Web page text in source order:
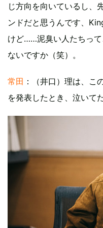
じ方向を向いているし、
ンドだと思うんです、
けど……泥臭い人たちっ
ないですか（笑）。
常田 ：（井口）理は、こ
を発表したとき、泣いて